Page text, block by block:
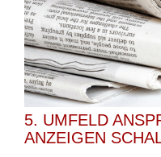
5. UMFELD
ANZEIGEN